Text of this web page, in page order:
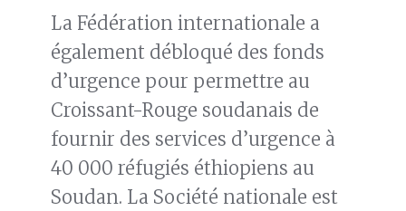
La Fédération internationale a
également débloqué des fonds
d’urgence pour permettre au
Croissant-Rouge soudanais de
fournir des services d’urgence à
40 000 réfugiés éthiopiens au
Soudan. La Société nationale est